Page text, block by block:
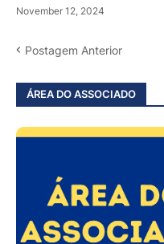
November 12, 2024
Postagem Anterior
ÁREA DO ASSOCIADO